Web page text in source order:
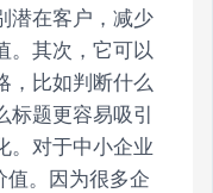
潜在客户，减少
。其次，它可以
，比如判断什么
标题更容易吸引
。对于中小企业
值。因为很多企